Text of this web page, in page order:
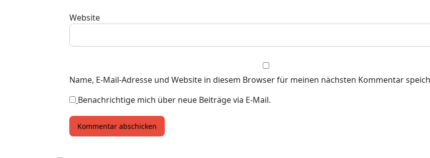
Website
Name, E-Mail-Adresse und Website in diesem Browser für meinen nächsten Kommentar
Benachrichtige mich über neue Beiträge via E-Mail.